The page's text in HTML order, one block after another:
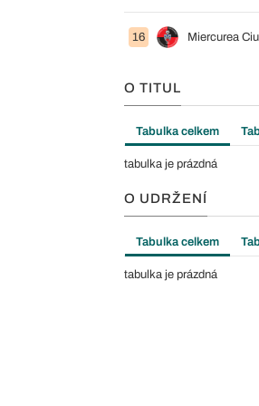
16 Miercurea
O TITUL
Tabulka celkem
tabulka je prázdná
O UDRŽENÍ
Tabulka celkem
tabulka je prázdná